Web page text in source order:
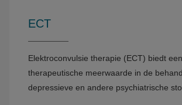
ECT
Elektroconvulsie therapie (ECT) biedt
therapeutische meerwaarde in de
depressieve en andere psychiatrische